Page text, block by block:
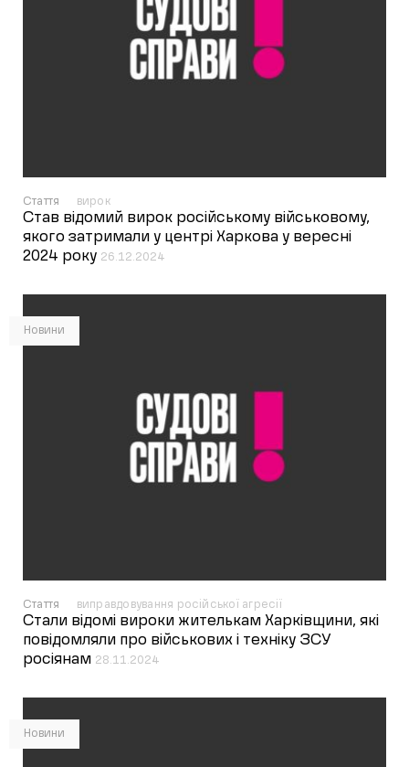
Стаття вирок
Став відомий вирок російському військовому,
якого затримали у центрі Харкова у вересні
2024 року 26.12.2024
Новини
Стаття виправдовування російської агресії
Стали відомі вироки жителькам Харківщини, які
повідомляли про військових і техніку ЗСУ
росіянам 28.11.2024
Новини